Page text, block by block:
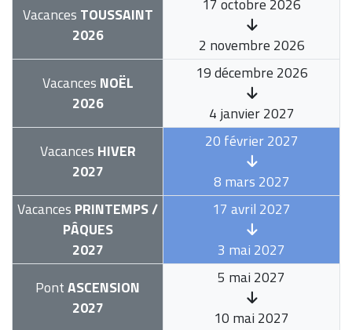
Vacances TOUSSAINT
2026
17 octobre 2026
2 novembre 2026
Vacances NOËL
2026
19 décembre 2026
4 janvier 2027
Vacances HIVER
2027
20 février 2027
8 mars 2027
Vacances PRINTEMPS /
PÂQUES
2027
17 avril 2027
3 mai 2027
PontASCENSION
2027
5 mai 2027
10 mai 2027